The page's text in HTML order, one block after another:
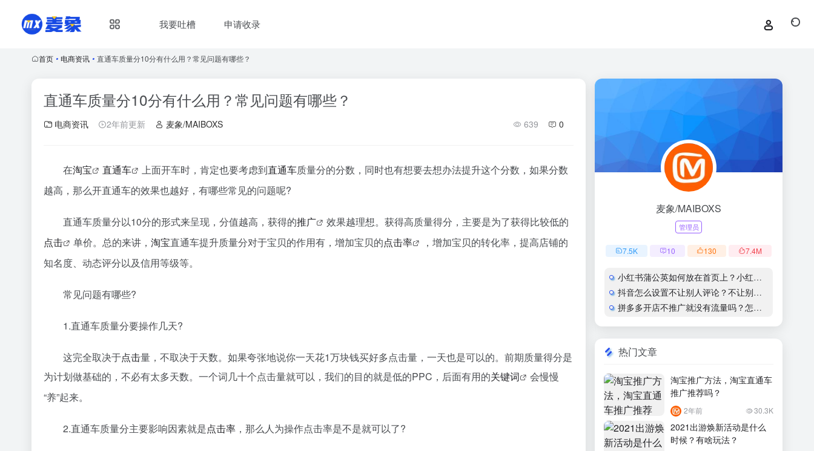
我要吐槽 申请收录
首页 • 电商资讯 • 直通车质量分10分有什么用？常见问题有哪些？
直通车质量分10分有什么用？常见问题有哪些？
电商资讯 2年前更新 麦象/MAIBOXS 639 0
在淘宝 直通车 上面开车时，肯定也要考虑到直通车质量分的分数，同时也有想要去想办法提升这个分数，如果分数
越高，那么开直通车的效果也越好，有哪些常见的问题呢?
直通车质量分以10分的形式来呈现，分值越高，获得的推广
效果越理想。获得高质量得分，主要是为了获得比较低的
点击
单价。总的来讲， 淘宝直通车提升质量分对于宝贝的作用有，增加宝贝的点击率
，增加宝贝的转化率，提高店铺的
知名度、动态评分以及信用等级等。
常见问题有哪些?
1.直通车质量分要操作几天?
这完全取决于点击量，不取决于天数。如果夸张地说你一天花1万块钱买好多点击量，一天也是可以的。前期质量得分是
为计划做基础的，不必有太多天数。一个词几十个点击量就可以，我们的目的就是低的PPC，后面有用的关键词
会慢慢
“养”起来。
2.直通车质量分主要影响因素就是点击率 ，那么人为操作点击率是不是就可以了?
麦象/MAIBOXS
管理员
7.5K 10 130 7.4M
小红书蒲公英如何放在首页上？小红书怎么开通蒲公英合作
抖音怎么设置不让别人评论？不让别人看作品会显示什么？
拼多多开店不推广就没有流量吗？怎么运营？
热门文章
淘宝推广方法，淘宝直通车
推广推荐吗？
2年前 30.3K
2021出游焕新活动是什么
时候？有啥玩法？